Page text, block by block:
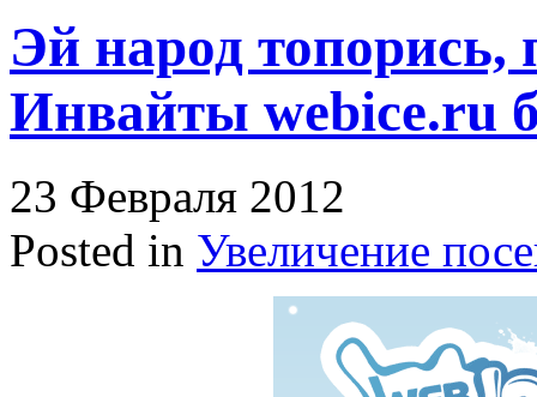
Эй народ топорись,
Инвайты webice.ru
23 Февраля 2012
Posted in Увеличение